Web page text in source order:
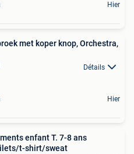
Hier
met koper knop, Orchestra,
Détails
Hier
enfant T. 7-8 ans
t-shirt/sweat